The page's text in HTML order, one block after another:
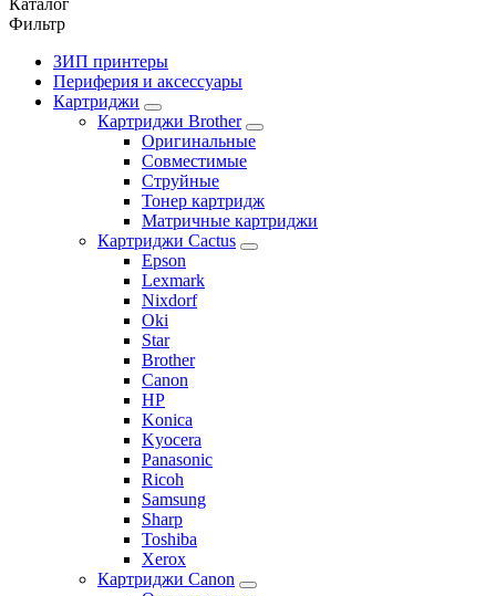
Каталог
Фильтр
ЗИП принтеры
Периферия и аксессуары
Картриджи
Картриджи Brother
Оригинальные
Совместимые
Струйные
Тонер картридж
Матричные картриджи
Картриджи Cactus
Epson
Lexmark
Nixdorf
Oki
Star
Brother
Canon
HP
Konica
Kyocera
Panasonic
Ricoh
Samsung
Sharp
Toshiba
Xerox
Картриджи Canon